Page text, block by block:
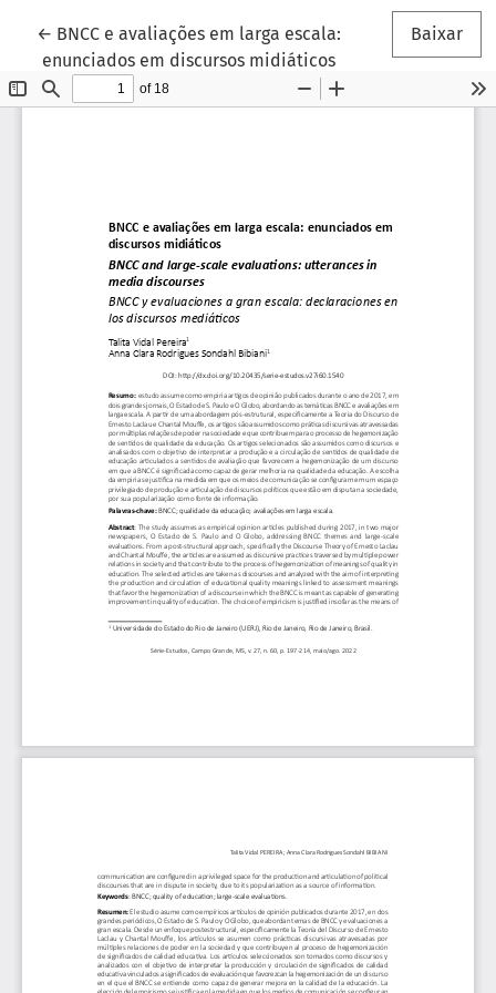
← Voltar aos Detalhes do Artigo
BNCC e avaliações em larga escala:
enunciados em discursos midiáticos
Baixar